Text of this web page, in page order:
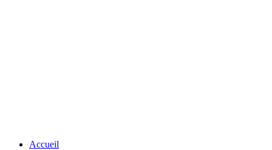
Accueil